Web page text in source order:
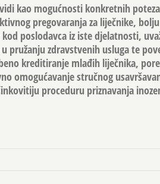
kao mogućnosti konkretnih
pregovaranja za liječnike,
poslodavca iz iste djelatnosti,
zdravstvenih usluga te
kreditiranje mlađih liječnika,
omogućavanje stručnog
proceduru priznavanja